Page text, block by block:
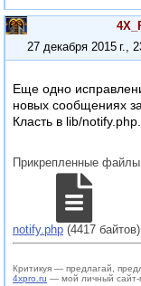
27 декабря 2015 г.,
Еще одно
новых сообщениях
Класть в lib/notify.php.
Прикрепленные
notify.php (4417 байтов)
Критикуя — предлагай,
4xpro.ru — мой личный сайт-